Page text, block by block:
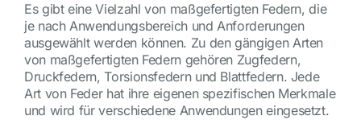
Es gibt eine Vielzahl von maßgefertigten Federn, die
je nach Anwendungsbereich und Anforderungen
ausgewählt werden können. Zu den gängigen Arten
von maßgefertigten Federn gehören Zugfedern,
Druckfedern, Torsionsfedern und Blattfedern. Jede
Art von Feder hat ihre eigenen spezifischen Merkmale
und wird für verschiedene Anwendungen eingesetzt.